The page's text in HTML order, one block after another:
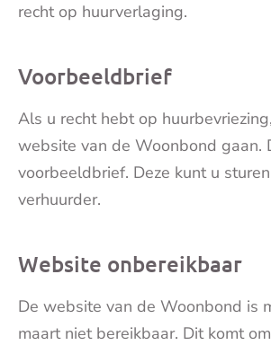
recht op huurverlaging.
Voorbeeldbrief
Als u recht hebt op
website van de Woonbond gaan.
voorbeeldbrief. Deze kunt u
verhuurder.
Website onbereikbaar
De website van de Woonbond is
maart niet bereikbaar. Dit komt